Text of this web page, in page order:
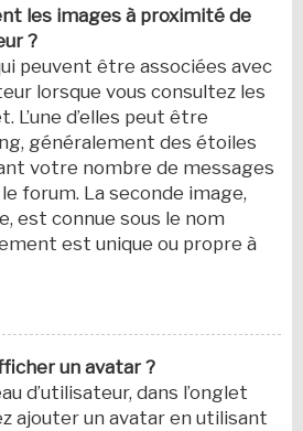
les images à proximité de
?
peuvent être associées avec
lorsque vous consultez les
L’une d’elles peut être
généralement des étoiles
votre nombre de messages
forum. La seconde image,
est connue sous le nom
est unique ou propre à
un avatar ?
d’utilisateur, dans l’onglet
ajouter un avatar en utilisant